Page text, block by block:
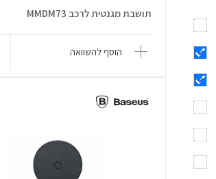
תושבת מגנטית לרכב MMDM73
הוסף להשוואה